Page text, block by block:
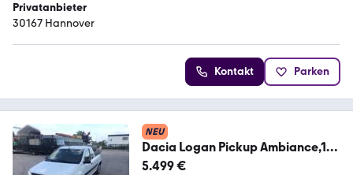
Privatanbieter
30167 Hannover
Kontakt Parken
NEU
Dacia Logan Pickup Ambiance,1
HAND
5.499 €